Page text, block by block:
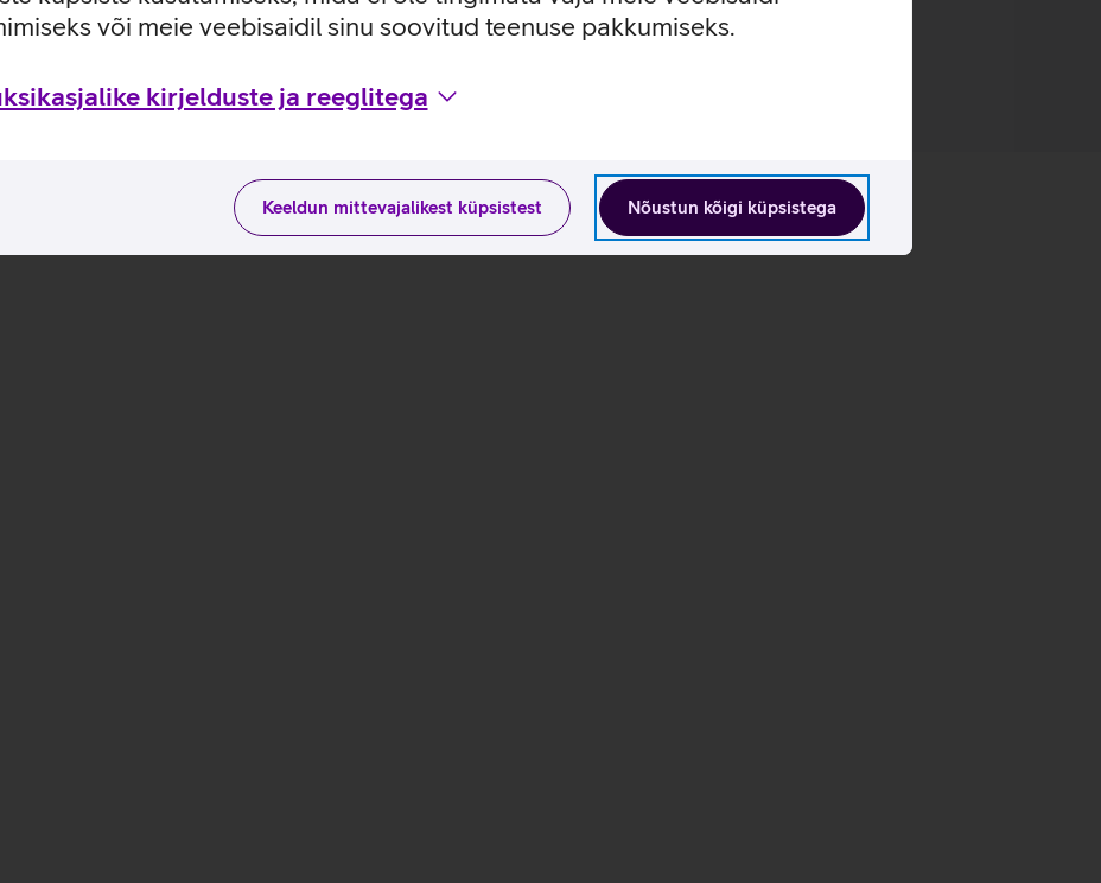
või meie veebisaidil sinu soovitud teenuse pakkumiseks.
kirjelduste ja reeglitega
Nõustun kõigi küpsistega
Keeldun mittevajalikest küpsistest
ja kasutusviisidega tootja kodulehel